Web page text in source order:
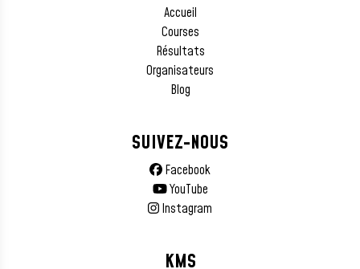
Accueil
Courses
Résultats
Organisateurs
Blog
SUIVEZ-NOUS
Facebook
YouTube
Instagram
KMS